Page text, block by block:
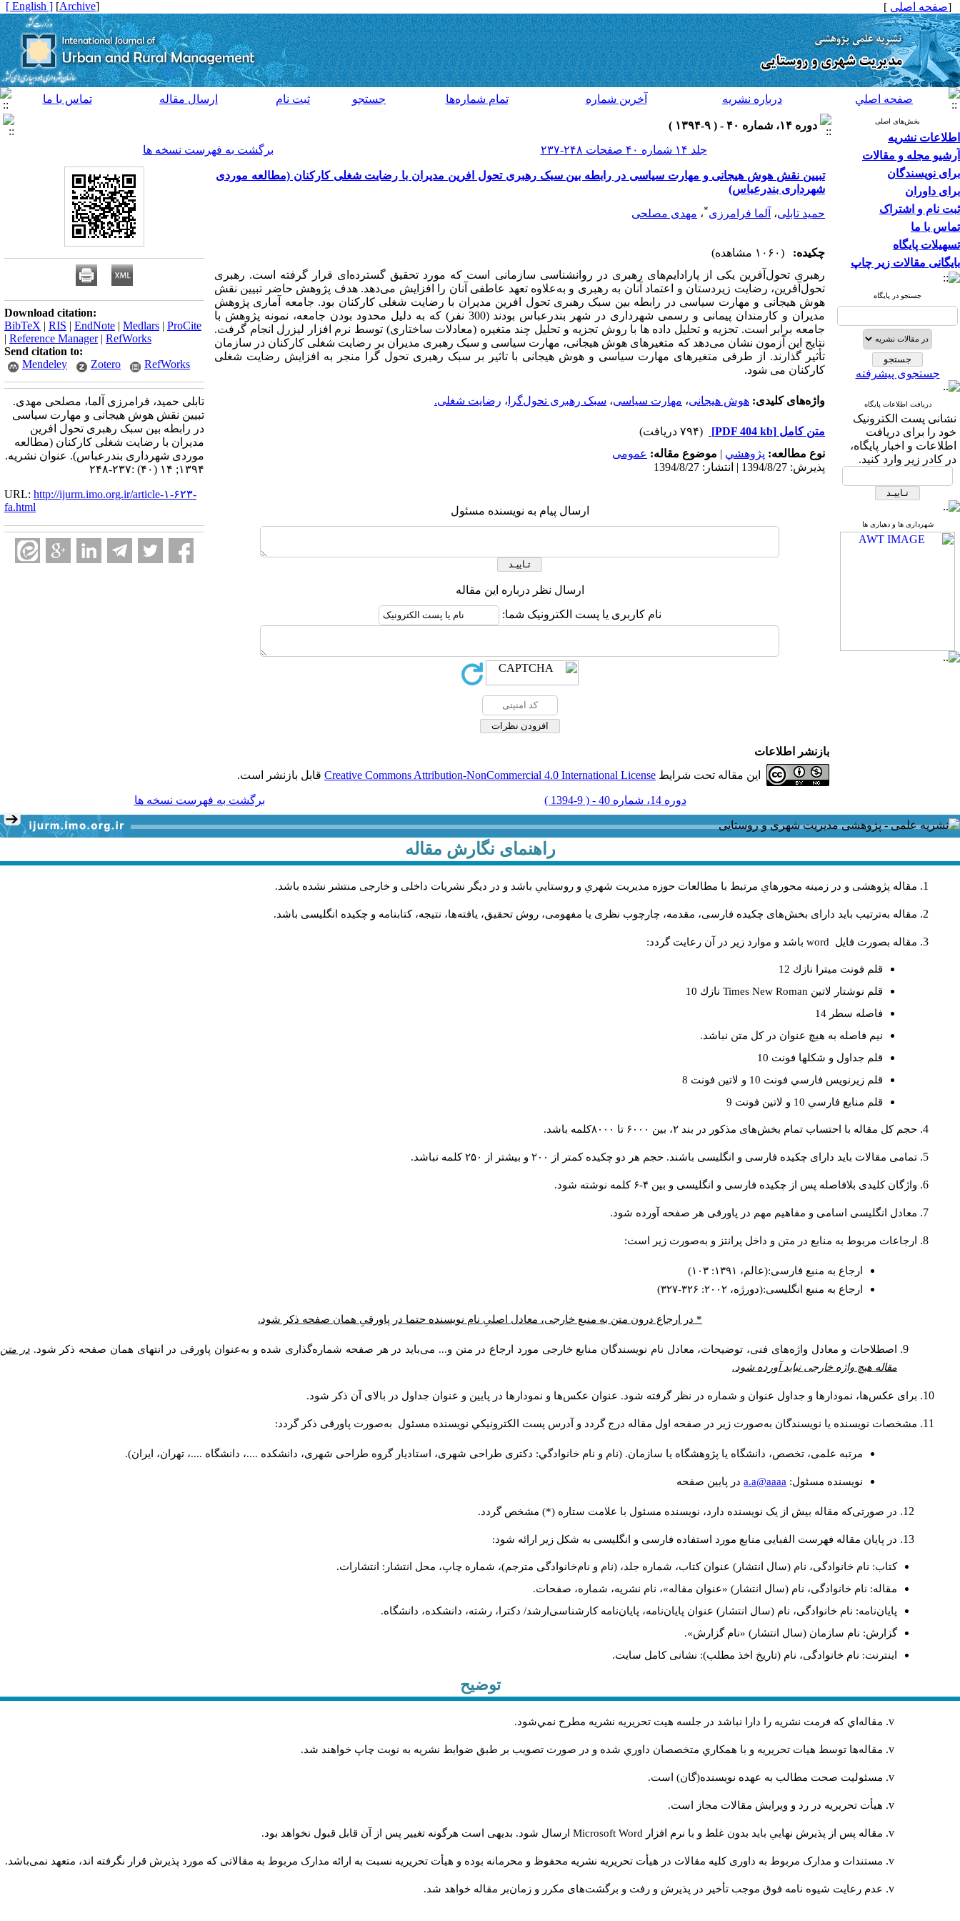
[صفحه اصلی ]
[
Archive
]
[ English ]
صفحه اصلي درباره نشريه آخرين شماره تمام شماره‌ها جستجو ثبت نام ارسال مقاله تماس با ما
بخش‌های اصلی
اطلاعات نشریه
آرشیو مجله و مقالات
برای نویسندگان
برای داوران
ثبت نام و اشتراک
تماس با ما
تسهیلات پایگاه
بایگانی مقالات زیر چاپ
جستجو در پایگاه
جستجوی پیشرفته
دریافت اطلاعات پایگاه
نشانی پست الکترونیک
خود را برای دریافت
اطلاعات و اخبار پایگاه،
در کادر زیر وارد کنید.
شهرداری ها و دهیاری ها
دوره ۱۴، شماره ۴۰ - ( ۹-۱۳۹۴ )
جلد ۱۴ شماره ۴۰ صفحات ۲۴۸-۲۳۷
برگشت به فهرست نسخه ها
تبیین نقش هوش هیجانی و مهارت سیاسی در رابطه بین سبک رهبری تحول افرین مدیران با رضایت شغلی کارکنان (مطالعه موردی
شهرداری بندرعباس)
حمید تابلی، آلما فرامرزی*، مهدی مصلحی
چکیده:
(۱۰۶۰ مشاهده)
رهبری تحول‌آفرین یکی از پارادایم‌های رهبری در روانشناسی سازمانی است که مورد تحقیق گسترده‌ای قرار گرفته است. رهبری
تحول‌آفرین، رضایت زیردستان و اعتماد آنان به رهبری و به‌علاوه تعهد عاطفی آنان را افزایش می‌دهد. هدف پژوهش حاضر تبیین نقش
هوش هیجانی و مهارت سیاسی در رابطه بین سبک رهبری تحول افرین مدیران با رضایت شغلی کارکنان بود. جامعه آماری پژوهش
مدیران و کارمندان پیمانی و رسمی شهرداری در شهر بندرعباس بودند (300 نفر) که به دلیل محدود بودن جامعه، نمونه پژوهش با
جامعه برابر است. تجزیه و تحلیل داده ها با روش تجزیه و تحلیل چند متغیره (معادلات ساختاری) توسط نرم افزار لیزرل انجام گرفت.
نتایج این آزمون نشان می‌دهد که متغیرهای هوش هیجانی، مهارت سیاسی و سبک رهبری مدیران بر رضایت شغلی کارکنان در سازمان
تأثیر گذارند. از طرفی متغیرهای مهارت سیاسی و هوش هیجانی با تاثیر بر سبک رهبری تحول گرا منجر به افزایش رضایت شغلی
کارکنان می شود.
واژه‌های کلیدی: هوش هیجانی، مهارت سیاسی، سبک رهبری تحول‌گرا ، رضایت شغلی.
متن کامل [PDF 404 kb]
(۷۹۴ دریافت)
نوع مطالعه: پژوهشي | موضوع مقاله: عمومى
پذیرش: 1394/8/27 | انتشار: 1394/8/27
ارسال پیام به نویسنده مسئول
ارسال نظر درباره این مقاله
نام کاربری یا پست الکترونیک شما:
Download citation:
BibTeX | RIS | EndNote | Medlars | ProCite
| Reference Manager| RefWorks
Send citation to:
Mendeley
Zotero RefWorks
تابلی حمید، فرامرزی آلما، مصلحی مهدی.
تبیین نقش هوش هیجانی و مهارت سیاسی
در رابطه بین سبک رهبری تحول افرین
مدیران با رضایت شغلی کارکنان (مطالعه
موردی شهرداری بندرعباس). عنوان نشریه.
۱۳۹۴; ۱۴ (۴۰) :۲۳۷-۲۴۸
URL: http://ijurm.imo.org.ir/article-۱-۶۲۳-
fa.html
بازنشر اطلاعات
این مقاله تحت شرایط Creative Commons Attribution-NonCommercial 4.0 International License قابل بازنشر است.
دوره 14، شماره 40 - ( 9-1394 ) برگشت به فهرست نسخه ها
راهنمای نگارش مقاله
مقاله پژوهشی و در زمینه محورهاي مرتبط با مطالعات حوزه مديريت شهري و روستايي باشد و در دیگر نشریات داخلی و خارجی منتشر نشده باشد.
مقاله به‌ترتیب باید دارای بخش‌های چکیده فارسی، مقدمه، چارچوب نظری یا مفهومی، روش تحقیق، یافته‌ها، نتیجه، کتابنامه و چکیده انگلیسی باشد.
مقاله بصورت فايل word باشد و موارد زير در آن رعايت گردد:
قلم فونت ميترا نازك 12
قلم نوشتار لاتين Times New Roman نازك 10
فاصله سطر 14
نيم فاصله به هيچ عنوان در كل متن نباشد.
قلم جداول و شكلها فونت 10
قلم زيرنويس فارسي فونت 10 و لاتين فونت 8
قلم منابع فارسي 10 و لاتين فونت 9
حجم کل مقاله با احتساب تمام بخش‌های مذکور در بند ۲، بین ۶۰۰۰ تا ۸۰۰۰کلمه باشد.
تمامی مقالات باید دارای چکیده فارسی و انگلیسی باشند. حجم هر دو چکیده کمتر از ۲۰۰ و بیشتر از ۲۵۰ کلمه نباشد.
واژگان کلیدی بلافاصله پس از چکیده فارسی و انگلیسی و بین ۴-۶ کلمه نوشته شود.
معادل انگلیسی اسامی و مفاهیم مهم در پاورقی هر صفحه آورده شود.
ارجاعات مربوط به منابع در متن و داخل پرانتز و به‌صورت زیر است:
ارجاع به منبع فارسی:(عالم، ۱۳۹۱: ۱۰۳)
ارجاع به منبع انگلیسی:(دورژه، ۲۰۰۲: ۳۲۶-۳۲۷)
* در ارجاع درون متن به منبع خارجی، معادل اصلیِ نام نویسنده حتما در پاورقیِ همان صفحه ذکر شود.
اصطلاحات و معادل واژه‌های فنی، توضیحات، معادل نام نویسندگان منابع خارجی مورد ارجاع در متن و... می‌باید در هر صفحه شماره‌گذاری شده و به‌عنوان پاورقی در انتهای همان صفحه ذکر شود. در متن
مقاله هیچ واژه خارجی نباید آورده شود.
برای عکس‌ها، نمودارها و جداول عنوان و شماره در نظر گرفته شود. عنوان عکس‌ها و نمودارها در پایین و عنوان جداول در بالای آن ذکر شود.
مشخصات نویسنده یا نویسندگان به‌صورت زیر در صفحه اول مقاله درج گردد و آدرس پست الكترونيكي نويسنده مسئول به‌صورت پاورقی ذکر گردد:
مرتبه علمی، تخصص، دانشگاه یا پژوهشگاه یا سازمان. (نام و نام خانوادگي: دکتری طراحی شهری، استادیار گروه طراحی شهری، دانشکده ....، دانشگاه ....، تهران، ایران).
نويسنده مسئول: a.a@aaaa در پايين صفحه
در صورتی‌که مقاله بیش از یک نویسنده دارد، نویسنده مسئول با علامت ستاره (*) مشخص گردد.
در پایان مقاله فهرست الفبایی منابع مورد استفاده فارسی و انگلیسی به شکل زیر ارائه شود:
کتاب: نام خانوادگی، نام (سال انتشار) عنوان کتاب، شماره جلد، (نام و نام‌خانوادگی مترجم)، شماره چاپ، محل انتشار: انتشارات.
مقاله: نام خانوادگی، نام (سال انتشار) «عنوان مقاله»، نام نشریه، شماره، صفحات.
پایان‌نامه: نام خانوادگی، نام (سال انتشار) عنوان پایان‌نامه، پایان‌نامه کارشناسی‌ارشد/ دکترا، رشته، دانشکده، دانشگاه.
گزارش: نام سازمان (سال انتشار) «نام گزارش».
اینترنت: نام خانوادگی، نام (تاریخ اخذ مطلب): نشانی کامل سایت.
توضیح
مقاله‌اي كه فرمت نشريه را دارا نباشد در جلسه هيت تحريريه نشريه مطرح نمي‌شود.
مقاله‌ها توسط هیات تحريريه و با همکاري متخصصان داوري شده و در صورت تصويب بر طبق ضوابط نشريه به نوبت چاپ خواهند شد.
مسئوليت صحت مطالب به عهده نويسنده(گان) است.
هيأت تحريريه در رد و ويرايش مقالات مجاز است.
مقاله پس از پذيرش نهايي باید بدون غلط و با نرم افزار Microsoft Word ارسال شود. بدیهی است هرگونه تغییر پس از آن قابل قبول نخواهد بود.
مستندات و مدارک مربوط به داوری کلیه مقالات در هیأت تحریریه نشریه محفوظ و محرمانه بوده و هیأت تحریریه نسبت به ارائه مدارک مربوط به مقالاتی که مورد پذیرش قرار نگرفته اند، متعهد نمی‌باشد.
عدم رعایت شیوه نامه فوق موجب تأخیر در پذیرش و رفت و برگشت‌‌های مکرر و زمان‌بر مقاله خواهد شد.